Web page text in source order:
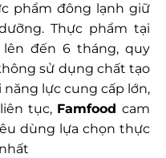
phẩm đông lạnh giữ
Thực phẩm tại
đến 6 tháng, quy
sử dụng chất tạo
năng lực cung cấp lớn,
tục, Famfood cam
dùng lựa chọn thực